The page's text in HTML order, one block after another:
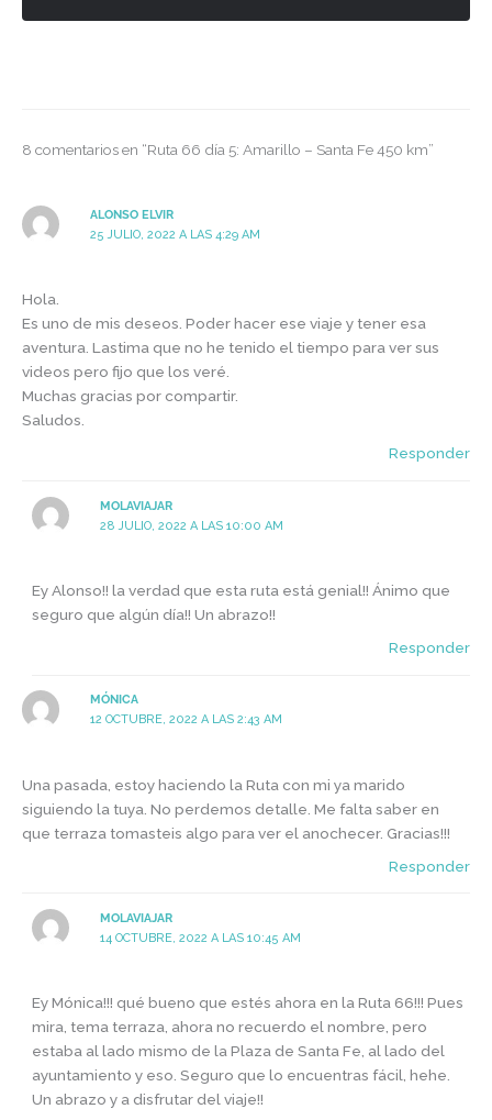
8 comentarios en “Ruta 66 día 5: Amarillo – Santa Fe 450 km”
ALONSO ELVIR
25 JULIO, 2022 A LAS 4:29 AM
Hola.
Es uno de mis deseos. Poder hacer ese viaje y tener esa
aventura. Lastima que no he tenido el tiempo para ver sus
videos pero fijo que los veré.
Muchas gracias por compartir.
Saludos.
Responder
MOLAVIAJAR
28 JULIO, 2022 A LAS 10:00 AM
Ey Alonso!! la verdad que esta ruta está genial!! Ánimo que
seguro que algún día!! Un abrazo!!
Responder
MÓNICA
12 OCTUBRE, 2022 A LAS 2:43 AM
Una pasada, estoy haciendo la Ruta con mi ya marido
siguiendo la tuya. No perdemos detalle. Me falta saber en
que terraza tomasteis algo para ver el anochecer. Gracias!!!
Responder
MOLAVIAJAR
14 OCTUBRE, 2022 A LAS 10:45 AM
Ey Mónica!!! qué bueno que estés ahora en la Ruta 66!!! Pues
mira, tema terraza, ahora no recuerdo el nombre, pero
estaba al lado mismo de la Plaza de Santa Fe, al lado del
ayuntamiento y eso. Seguro que lo encuentras fácil, hehe.
Un abrazo y a disfrutar del viaje!!